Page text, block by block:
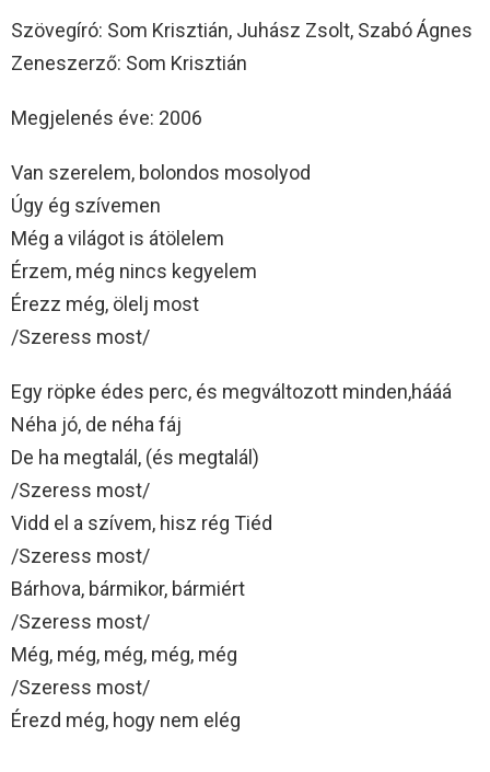
Szövegíró: Som Krisztián, Juhász Zsolt, Szabó Ágnes
Zeneszerző: Som Krisztián
Megjelenés éve: 2006
Van szerelem, bolondos mosolyod
Úgy ég szívemen
Még a világot is átölelem
Érzem, még nincs kegyelem
Érezz még, ölelj most
/Szeress most/
Egy röpke édes perc, és megváltozott minden,hááá
Néha jó, de néha fáj
De ha megtalál, (és megtalál)
/Szeress most/
Vidd el a szívem, hisz rég Tiéd
/Szeress most/
Bárhova, bármikor, bármiért
/Szeress most/
Még, még, még, még, még
/Szeress most/
Érezd még, hogy nem elég